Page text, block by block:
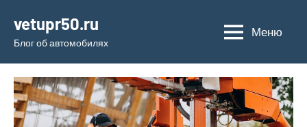
содержимому
vetupr50.ru
Блог об автомобилях
Меню